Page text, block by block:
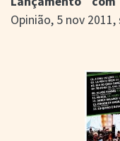
Opinião, 5 nov 2011,